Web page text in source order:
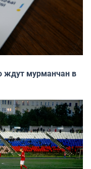
ждут мурманчан в